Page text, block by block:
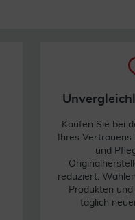
Kaufen Sie bei
Ihres
und
reduziert.
Produkten
täglich